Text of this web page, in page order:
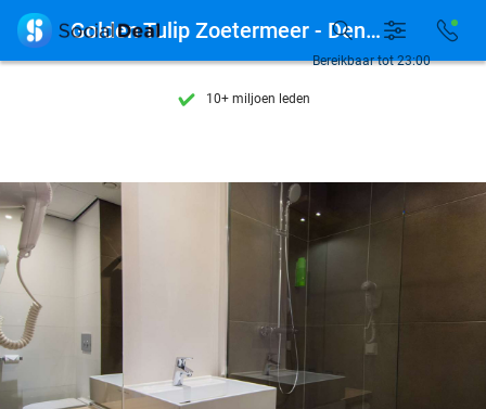
7 dagen per week beschikbaar
10+ miljoen leden
7 dagen per week beschikbaar
10+ miljoen leden
Bereikbaar tot 23:00
 Golden Tulip Zoetermeer - Den Haag